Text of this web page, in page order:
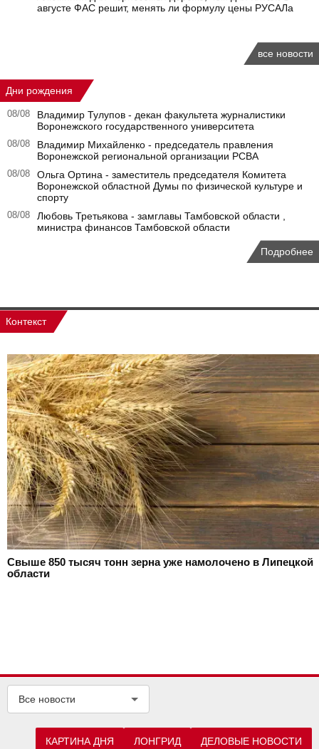
августе ФАС решит, менять ли формулу цены РУСАЛа
все новости
Дни рождения
08/08
Владимир Тулупов - декан факультета журналистики
Воронежского государственного университета
08/08
Владимир Михайленко - председатель правления
Воронежской региональной организации РСВА
08/08
Ольга Ортина - заместитель председателя Комитета
Воронежской областной Думы по физической культуре и
спорту
08/08
Любовь Третьякова - замглавы Тамбовской области ,
министра финансов Тамбовской области
Подробнее
Контекст
Свыше 850 тысяч тонн зерна уже намолочено в Липецкой
области
Все новости
КАРТИНА ДНЯ ЛОНГРИД ДЕЛОВЫЕ НОВОСТИ